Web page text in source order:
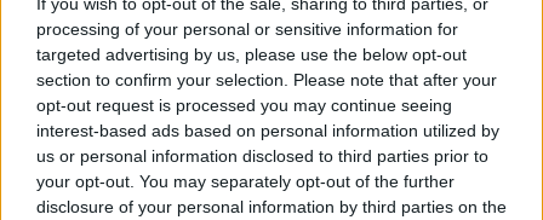
processing of your personal or sensitive information for
targeted advertising by us, please use the below opt-out
section to confirm your selection. Please note that after your
opt-out request is processed you may continue seeing
interest-based ads based on personal information utilized by
us or personal information disclosed to third parties prior to
your opt-out. You may separately opt-out of the further
disclosure of your personal information by third parties on the
egyház befolyását. Az ellenzéki pártokat főként a
kiegyezés ellenzése határozta meg politikai
mottóként, de valódi párttagságról ebben a korban
nem igen beszélhetünk. Arra is gyakran volt példa,
hogy a képviselő önmaga volt a saját pártja.